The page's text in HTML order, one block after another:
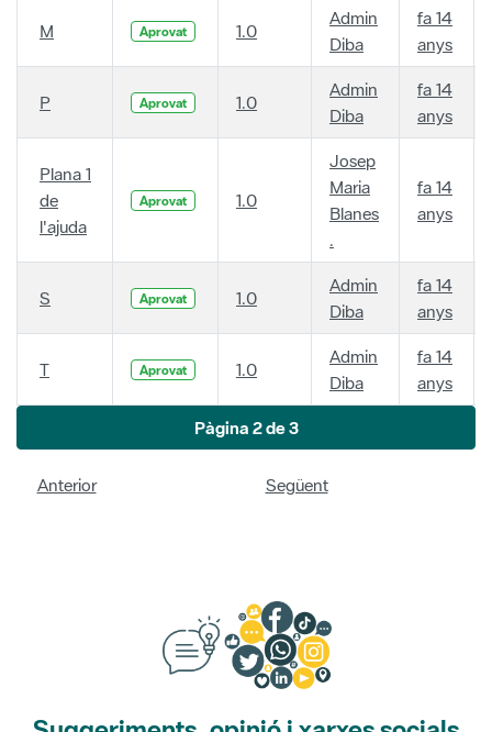
M Aprovat 1.0
Admin
Diba
fa 14
anys
P Aprovat 1.0
Admin
Diba
fa 14
anys
Plana 1
de
l'ajuda
Aprovat 1.0
Josep
Maria
Blanes
.
fa 14
anys
S Aprovat 1.0
Admin
Diba
fa 14
anys
T Aprovat 1.0
Admin
Diba
fa 14
anys
Pàgina 2 de 3
Anterior Següent